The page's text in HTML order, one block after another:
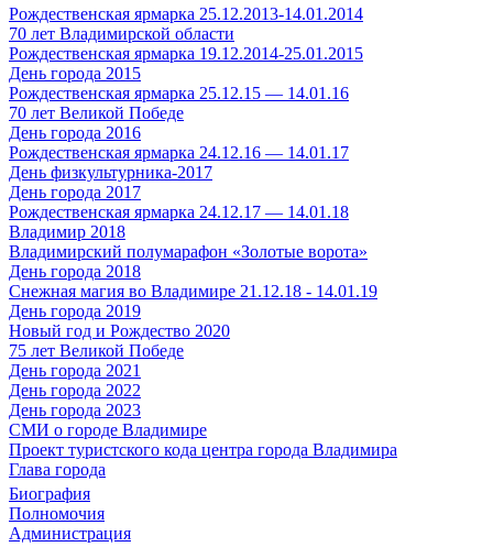
Рождественская ярмарка 25.12.2013-14.01.2014
70 лет Владимирской области
Рождественская ярмарка 19.12.2014-25.01.2015
День города 2015
Рождественская ярмарка 25.12.15 — 14.01.16
70 лет Великой Победе
День города 2016
Рождественская ярмарка 24.12.16 — 14.01.17
День физкультурника-2017
День города 2017
Рождественская ярмарка 24.12.17 — 14.01.18
Владимир 2018
Владимирский полумарафон «Золотые ворота»
День города 2018
Снежная магия во Владимире 21.12.18 - 14.01.19
День города 2019
Новый год и Рождество 2020
75 лет Великой Победе
День города 2021
День города 2022
День города 2023
СМИ о городе Владимире
Проект туристского кода центра города Владимира
Глава города
Биография
Полномочия
Администрация